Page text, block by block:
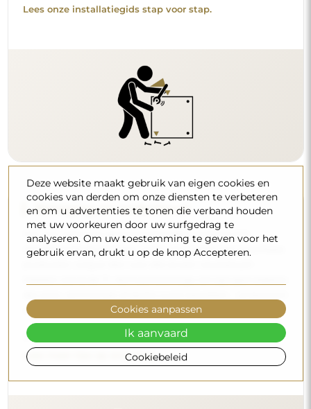
Lees onze installatiegids stap voor stap.
Reiniging en onderhoud
Om een optimale glans te behouden, volstaat een
microvezeldoek en warm water. Als u kiest voor specifieke
u een mooie weerspiegeling gedurende vele jaren.
Wilt u meer weten?
Lees meer tips op onze blog.
Deze website maakt gebruik van eigen cookies en
cookies van derden om onze diensten te verbeteren
en om u advertenties te tonen die verband houden
met uw voorkeuren door uw surfgedrag te
analyseren. Om uw toestemming te geven voor het
gebruik ervan, drukt u op de knop Accepteren.
Cookiebeleid
Cookies aanpassen
Ik aanvaard